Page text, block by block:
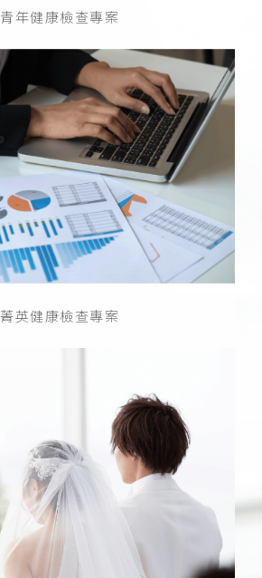
青年健康檢查專案
菁英健康檢查專案